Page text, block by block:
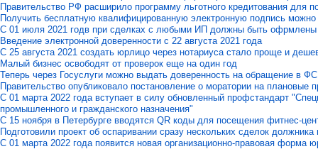
Правительство РФ расширило программу льготного кредитования для
Получить бесплатную квалифицированную электронную подпись
С 01 июля 2021 годв при сделках с любыми ИП должны быть
Введение электронной доверенности с 22 августа 2021 года
C 25 августа 2021 создать юрлицо через нотариуса стало проще и
Малый бизнес освободят от проверок еще на один год
Теперь через Госуслуги можно выдать доверенность на обращение в
Правительство опубликовало постановление о моратории на плановые
С 01 марта 2022 года вступает в силу обновленный профстандарт
промышленного и гражданского назначения"
С 15 ноября в Петербурге вводятся QR коды для посещения фитнес-
Подготовили проект об оспаривании сразу нескольких сделок должника
С 01 марта 2022 года появится новая организационно-правовая форма